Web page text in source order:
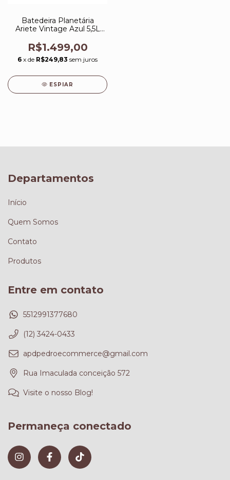
Batedeira Planetária
Ariete Vintage Azul 5,5L
R$1.499,00
6 x de R$249,83 sem juros
ESPIAR
Departamentos
Início
Quem Somos
Contato
Produtos
Entre em contato
5512991377680
(12) 3424-0433
apdpedroecommerce@gmail.com
Rua Imaculada conceição 572
Visite o nosso Blog!
Permaneça conectado